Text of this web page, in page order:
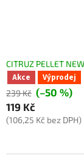
CITRUZ PELLET NEW
Akce Výprodej
239 Kč (–50 %)
119 Kč
(106,25 Kč bez DPH)